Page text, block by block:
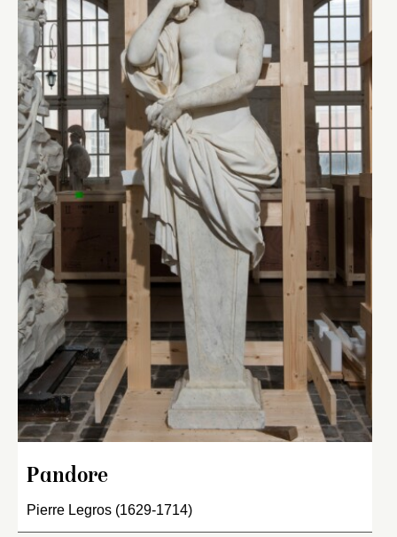
Pandore
Pierre Legros (1629-1714)